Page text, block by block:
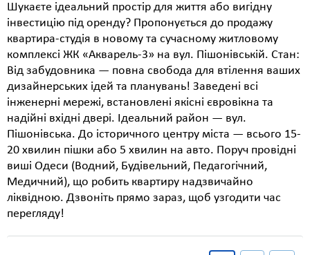
Шукаєте ідеальний простір для життя або вигідну
інвестицію під оренду? Пропонується до продажу
квартира-студія в новому та сучасному житловому
комплексі ЖК «Акварель-3» на вул. Пішонівській. Стан:
Від забудовника — повна свобода для втілення ваших
дизайнерських ідей та планувань! Заведені всі
інженерні мережі, встановлені якісні євровікна та
надійні вхідні двері. Ідеальний район — вул.
Пішонівська. До історичного центру міста — всього 15-
20 хвилин пішки або 5 хвилин на авто. Поруч провідні
виші Одеси (Водний, Будівельний, Педагогічний,
Медичний), що робить квартиру надзвичайно
ліквідною. Дзвоніть прямо зараз, щоб узгодити час
перегляду!